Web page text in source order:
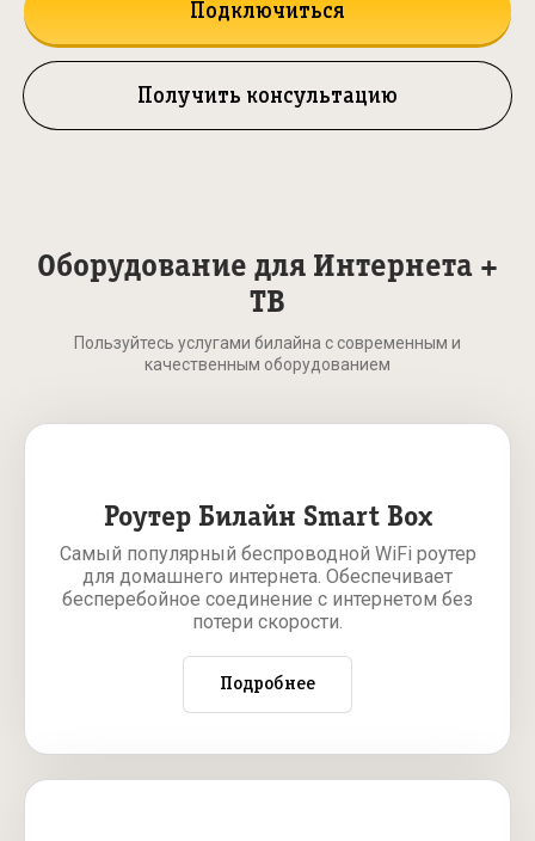
Подключиться
Получить консультацию
Оборудование для Интернета +
ТВ
Пользуйтесь услугами билайна с современным и
качественным оборудованием
Роутер Билайн Smart Box
Самый популярный беспроводной WiFi роутер
для домашнего интернета. Обеспечивает
бесперебойное соединение с интернетом без
потери скорости.
Подробнее